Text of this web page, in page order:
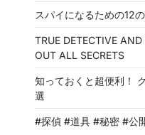
スパイになるための12
TRUE DETECTIVE
OUT ALL SECRETS
知っておくと超便利！
選
#探偵 #道具 #秘密 #公